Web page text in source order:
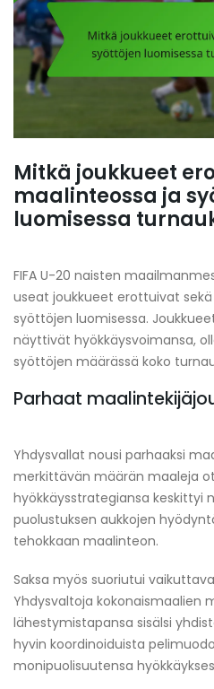
Mitkä joukkueet
maalinteossa ja
luomisessa
FIFA U-20 naisten
useat joukkueet erottuivat
syöttöjen luomisessa.
näyttivät hyökkäysvoimansa,
syöttöjen määrässä koko
Parhaat
Yhdysvallat nousi parhaaksi
merkittävän määrän maaleja
hyökkäysstrategiansa keskittyi
puolustuksen aukkojen
tehokkaan maalinteon.
Saksa myös suoriutui
Yhdysvaltoja kokonaismaalien
lähestymistapansa sisälsi
hyvin koordinoiduista
monipuolisuutensa